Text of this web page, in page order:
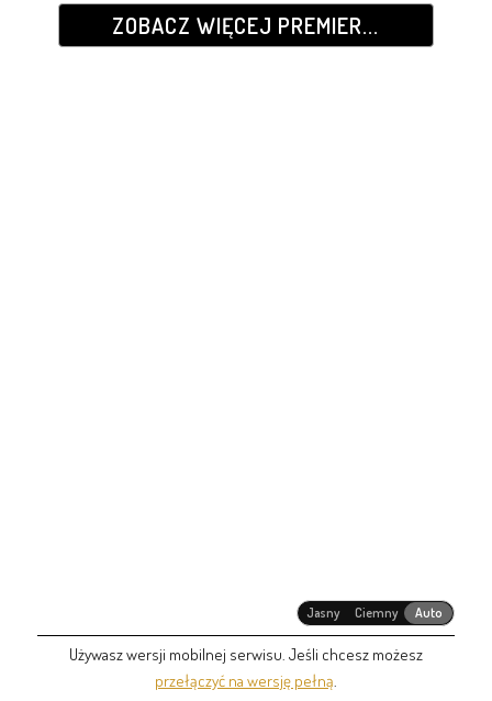
ZOBACZ WIĘCEJ PREMIER...
Jasny Ciemny Auto
Używasz wersji mobilnej serwisu. Jeśli chcesz możesz
przełączyć na wersję pełną